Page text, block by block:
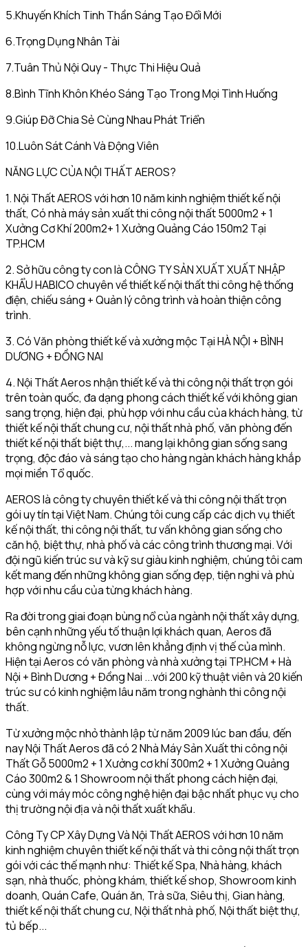
5.Khuyến Khích Tinh Thần Sáng Tạo Đổi Mới
6.Trọng Dụng Nhân Tài
7.Tuân Thủ Nội Quy - Thực Thi Hiệu Quả
8.Bình Tĩnh Khôn Khéo Sáng Tạo Trong Mọi Tình Huống
9.Giúp Đỡ Chia Sẻ Cùng Nhau Phát Triển
10.Luôn Sát Cánh Và Động Viên
NĂNG LỰC CỦA NỘI THẤT AEROS?
1. Nội Thất AEROS với hơn 10 năm kinh nghiệm thiết kế nội
thất, Có nhà máy sản xuất thi công nội thất 5000m2 + 1
Xưởng Cơ Khí 200m2+ 1 Xưởng Quảng Cáo 150m2 Tại
TP.HCM
2. Sở hữu công ty con là CÔNG TY SẢN XUẤT XUẤT NHẬP
KHẨU HABICO chuyên về thiết kế nội thất thi công hệ thống
điện, chiếu sáng + Quản lý công trình và hoàn thiện công
trình.
3. Có Văn phòng thiết kế và xưởng mộc Tại HÀ NỘI + BÌNH
DƯƠNG + ĐỒNG NAI
4. Nội Thất Aeros nhận thiết kế và thi công nội thất trọn gói
trên toàn quốc, đa dạng phong cách thiết kế với không gian
sang trọng, hiện đại, phù hợp với nhu cầu của khách hàng, từ
thiết kế nội thất chung cư, nội thất nhà phố, văn phòng đến
thiết kế nội thất biệt thự,... mang lại không gian sống sang
trọng, độc đáo và sáng tạo cho hàng ngàn khách hàng khắp
mọi miền Tổ quốc.
AEROS là công ty chuyên thiết kế và thi công nội thất trọn
gói uy tín tại Việt Nam. Chúng tôi cung cấp các dịch vụ thiết
kế nội thất, thi công nội thất, tư vấn không gian sống cho
căn hộ, biệt thự, nhà phố và các công trình thương mại. Với
đội ngũ kiến trúc sư và kỹ sư giàu kinh nghiệm, chúng tôi cam
kết mang đến những không gian sống đẹp, tiện nghi và phù
hợp với nhu cầu của từng khách hàng.
Ra đời trong giai đoạn bùng nổ của ngành nội thất xây dựng,
bên cạnh những yếu tố thuận lợi khách quan, Aeros đã
không ngừng nỗ lực, vươn lên khẳng định vị thế của mình.
Hiện tại Aeros có văn phòng và nhà xưởng tại TP.HCM + Hà
Nội + Bình Dương + Đồng Nai ...với 200 kỹ thuật viên và 20 kiến
trúc sư có kinh nghiệm lâu năm trong nghành thi công nội
thất.
Từ xưởng mộc nhỏ thành lập từ năm 2009 lúc ban đầu, đến
nay Nội Thất Aeros đã có 2 Nhà Máy Sản Xuất thi công nội
Thất Gỗ 5000m2 + 1 Xưởng cơ khí 300m2 + 1 Xưởng Quảng
Cáo 300m2 & 1 Showroom nội thất phong cách hiện đại,
cùng với máy móc công nghệ hiện đại bậc nhất phục vụ cho
thị trường nội địa và nội thất xuất khẩu.
Công Ty CP Xây Dựng Và Nội Thất AEROS với hơn 10 năm
kinh nghiệm chuyên thiết kế nội thất và thi công nội thất trọn
gói với các thế mạnh như: Thiết kế Spa, Nhà hàng, khách
sạn, nhà thuốc, phòng khám, thiết kế shop, Showroom kinh
doanh, Quán Cafe, Quán ăn, Trà sữa, Siêu thị, Gian hàng,
thiết kế nội thất chung cư, Nội thất nhà phố, Nội thất biệt thự,
tủ bếp...